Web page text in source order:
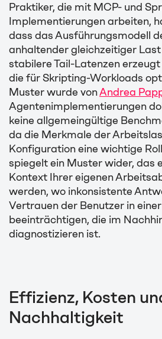
Praktiker, die mit MCP- und
Implementierungen arbeiten,
dass das Ausführungsmodell
anhaltender gleichzeitiger
stabilere Tail-Latenzen
die für Skripting-Workloads
Muster wurde vonAndrea
Agentenimplementierungen
keine allgemeingültige
da die Merkmale der
Konfiguration eine wichtige
spiegelt ein Muster wider, das
Kontext Ihrer eigenen
werden, wo inkonsistente
Vertrauen der Benutzer in
beeinträchtigen, die im
diagnostizieren ist.
Effizienz, Kosten
Nachhaltigkeit